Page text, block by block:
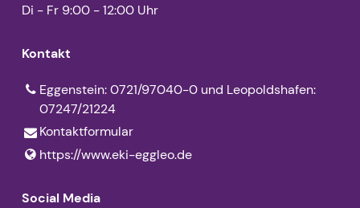
Di - Fr 9:00 - 12:00 Uhr
Kontakt
Eggenstein: 0721/97040-0 und Leopoldshafen:
07247/21224
Kontaktformular
https://www.​eki-eggleo.​de
Social Media